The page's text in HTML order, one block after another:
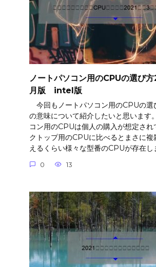
ノートパソコン用のCPUの選び
月版 intel版
今回もノートパソコン用のCPUの選
の意味について紹介したいと思います
コン用のCPUは個人の購入が想定され
クトップ用のCPUに比べるとまさに複
えるくらい様々な型番のCPUが存在し
0 13